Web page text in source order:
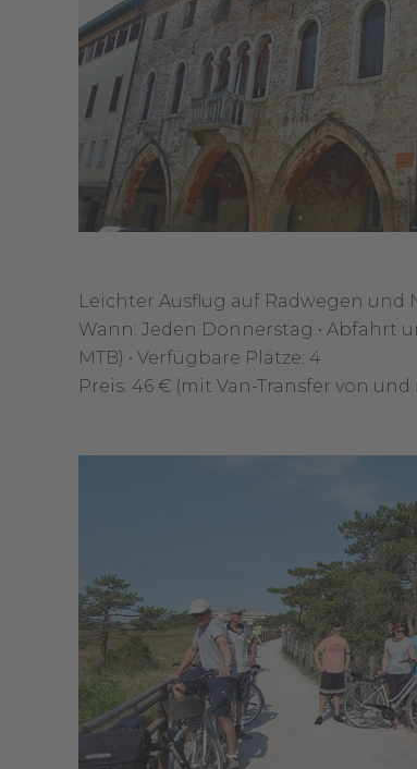
Leichter Ausflug auf Radwegen
Wann: Jeden Donnerstag • Abfahrt
MTB) • Verfügbare Plätze: 4
Preis: 46 € (mit Van-Transfer von